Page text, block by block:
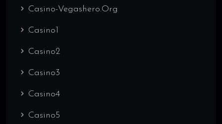
Casino-Vegashero.org
Casino1
Casino2
Casino3
Casino4
Casino5